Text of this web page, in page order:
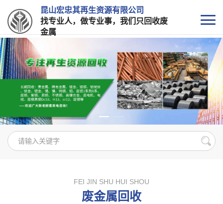
昆山宏忠其再生资源有限公司
找专业人，做专业事，我们只回收废
金属
FEI JIN SHU HUI SHOU
废金属回收